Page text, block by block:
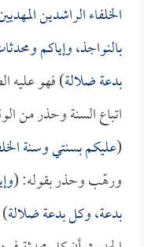
الخلفاء الراشدين
بالنواجذ، وإياكم
بدعة ضلالة) فهو عليه
اتباع السنة وحذر من
(عليكم بسنتي وسنة
ورهّب وحذر بقوله: (
بدعة، وكل بدعة ضلالة)